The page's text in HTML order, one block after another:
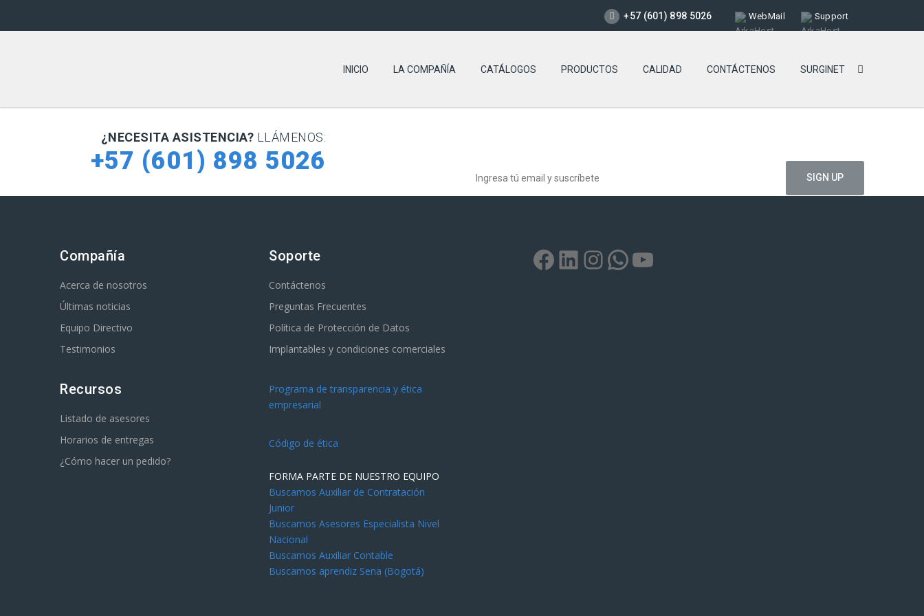
+57 (601) 898 5026 WebMail Support
INICIO LA COMPAÑÍA CATÁLOGOS PRODUCTOS CALIDAD CONTÁCTENOS SURGINET
¿NECESITA ASISTENCIA? LLÁMENOS:
+57 (601) 898 5026
Compañía
Acerca de nosotros
Últimas noticias
Equipo Directivo
Testimonios
Recursos
Listado de asesores
Horarios de entregas
¿Cómo hacer un pedido?
Soporte
Contáctenos
Preguntas Frecuentes
Política de Protección de Datos
Implantables y condiciones comerciales
Programa de transparencia y ética
empresarial
Código de ética
FORMA PARTE DE NUESTRO EQUIPO
Buscamos Auxiliar de Contratación
Junior
Buscamos Asesores Especialista Nivel
Nacional
Buscamos Auxiliar Contable
Buscamos aprendiz Sena (Bogotá)